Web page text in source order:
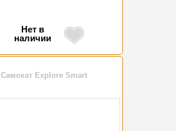
Нет в
наличии
Самокат Explore Smart